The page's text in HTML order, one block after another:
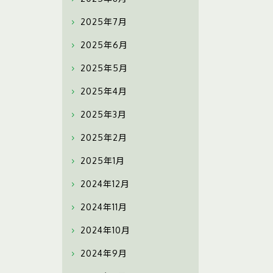
2025年7月
2025年6月
2025年5月
2025年4月
2025年3月
2025年2月
2025年1月
2024年12月
2024年11月
2024年10月
2024年9月